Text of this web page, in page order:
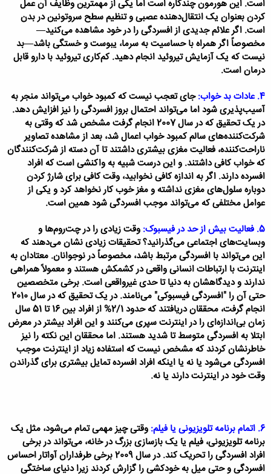
است. این هورمون چندکاره است اما یکی از مهمترین وظایف آن عمل
کردن بعنوان یک انتقال‌دهنده عصبی و تنظیم سطح سروتونین در بدن
است. اگر علائم جدیدی از افسردگی را در خود مشاهده می‌کنید—
مخصوصاً اگر همراه با حساسیت به سرما، یبوست و خستگی باشد—بد
نیست که یک آزمایش تیروئید انجام دهید. کم‌کاری تیروئید با دارو قابل
درمان است.
4. عادات بد خواب:
جای تعجب نیست که کمبود خواب می‌تواند منجر به
آسیب‌پذیری شود اما می‌تواند احتمال بروز افسردگی را نیز افزایش دهد.
در یک تحقیق که در سال 2007 انجام گرفت مشخص شد که وقتی به
شرکت‌کننده‌های سالم کمبود خواب اعمال شد، بعد از مشاهده تصاویر
ناراحت‌کننده، فعالیت مغزی بیشتری داشتند تا آن دسته از شرکت‌کنندگان
که خواب کافی داشتند. و این درست شبیه به واکنشی است که افراد
افسرده دارند. اگر به اندازه کافی نخوابید، وقت کافی برای شارژ کردن
دوباره سلول‌های مغزی نداشته و مغز خوب کار نخواهد کرد و یکی از
عوامل مختلفی که می‌تواند موجب افسردگی شود همین است.
5. فعالیت بیش از حد در فیسبوک:
وقت زیادی را در چت‌روم‌ها و
وبسایت‌های اجتماعی می‌گذرانید؟ تحقیقات زیادی نشان می‌دهند که
این می‌تواند با افسردگی مرتبط باشد، مخصوصاً در نوجوانان. معتادان به
اینترنت با ارتباطات انسانی واقعی در کشمکش هستند و معمولاً همراهی
ندارند و دیدگاهشان به دنیا تا حدی غیرواقعی است. برخی متخصصین
حتی آن را "افسردگی فیسبوکی" می‌نامند. در یک تحقیق که در سال 2010
انجام گرفت، محققان دریافتند که حدود 2/1% از افراد بین 16 تا 51 سال
زمان بی‌اندازه‌ای را در اینترنت سپری می‌کنند و این افراد بیشتر در معرض
ابتلا به افسردگی متوسط تا شدید هستند. اما محققان این نکته را نیز
خاطرنشان کردند که مشخص نیست که استفاده زیاد از اینترنت موجب
افسردگی می‌شود یا نه یا اینکه افراد افسرده تمایل بیشتری برای گذراندن
وقت خود در اینترنت دارند یا نه.
6. اتمام برنامه تلویزیونی یا فیلم:
وقتی چیز مهمی تمام می‌شود، مثل یک
برنامه تلویزیونی، فیلم یا یک بازسازی بزرگ در خانه، می‌تواند در برخی
افراد افسردگی را تحریک کند. در سال 2009 برخی طرفداران آواتار احساس
افسردگی و حتی میل به خودکشی را گزارش کردند زیرا دنیای ساختگی